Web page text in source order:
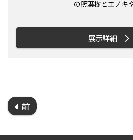
の照葉樹とエノキ
類などが繁茂する
ゴウなどがにぎや
形と温暖な気候を
物観察コースとそ
を写真や標本とと
展示詳細
前